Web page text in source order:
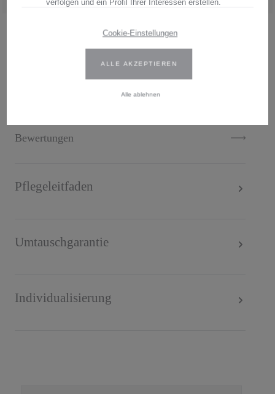
Bewertungen
Pflegeleitfaden
Umtauschgarantie
Individualisierung
verfolgen und ein Profil Ihrer Interessen erstellen.
Informationen finden Sie in unserer Datenschutzbestimmungen.
Geben Sie Ihre Zustimmung oder bearbeiten Sie die Cookie-
Einstellungen, um festzulegen, wie Ihre gesammelten Daten
verwendet werden können. Sie können Ihre Einwilligung jederzeit
Weitere Informationen finden Sie in unseren
Cookie-Einstellungen
Alle ablehnen
ALLE AKZEPTIEREN